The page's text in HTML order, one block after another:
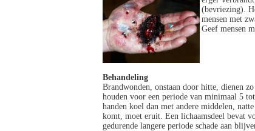
(bevriezing).
mensen met
Geef mensen
Behandeling
Brandwonden, onstaan door hitte, dienen
houden voor een periode van minimaal 5
handen koel dan met andere middelen,
komt, moet eruit. Een lichaamsdeel bevat
gedurende langere periode schade aan